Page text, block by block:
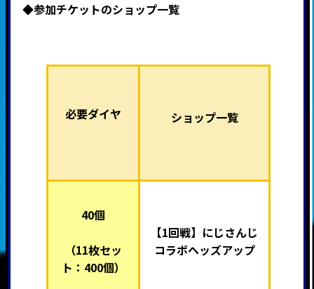
◆参加チケットのショップ一覧
必要ダイヤ ショップ一覧
40個
（11枚セッ
ト：400個）
【1回戦】 にじさんじ
コラボヘッズアップ